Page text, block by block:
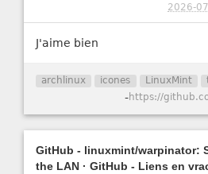
2026-
J'aime bien
archlinux icones LinuxMint
-https://
GitHub - linuxmint/warpinator:
the LAN · GitHub - Liens en